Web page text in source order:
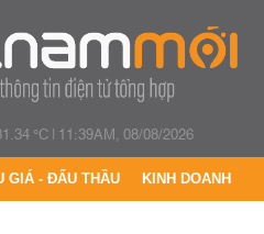
°C| 11:39AM, 08/08/2026
GIÁ - ĐẤU THẦU KINH DOANH